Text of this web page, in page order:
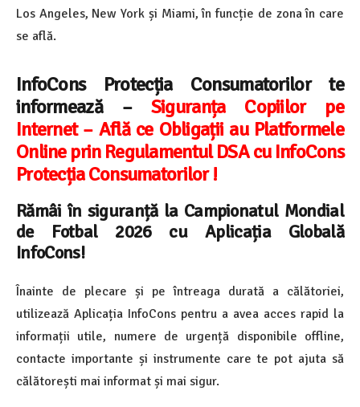
Los Angeles, New York și Miami, în funcție de zona în care
se află.
InfoCons Protecția Consumatorilor te
informează – Siguranța Copiilor pe
Internet – Află ce Obligații au Platformele
Online prin Regulamentul DSA cu InfoCons
Protecția Consumatorilor !
Rămâi în siguranță la Campionatul Mondial
de Fotbal 2026 cu Aplicația Globală
InfoCons!
Înainte de plecare și pe întreaga durată a călătoriei,
utilizează Aplicația InfoCons pentru a avea acces rapid la
informații utile, numere de urgență disponibile offline,
contacte importante și instrumente care te pot ajuta să
călătorești mai informat și mai sigur.